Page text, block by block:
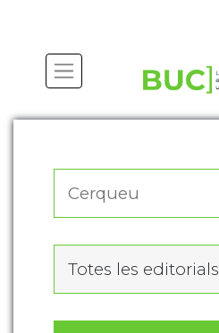
Totes les editorials